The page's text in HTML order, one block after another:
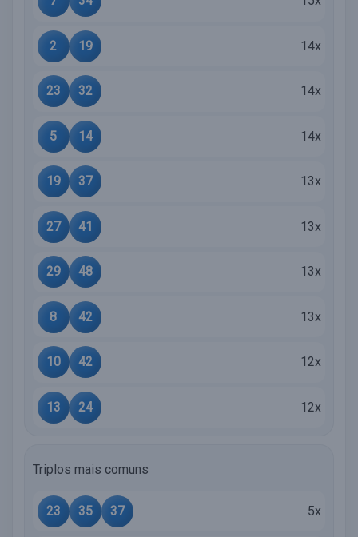
2 19 14x
23 32 14x
5 14 14x
19 37 13x
27 41 13x
29 48 13x
8 42 13x
10 42 12x
13 24 12x
Triplos mais comuns
23 35 37 5x